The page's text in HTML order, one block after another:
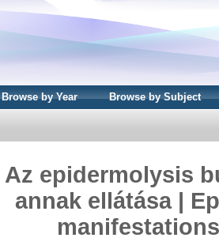
Browse by Year Browse by Subject
Az epidermolysis
annak ellátása |